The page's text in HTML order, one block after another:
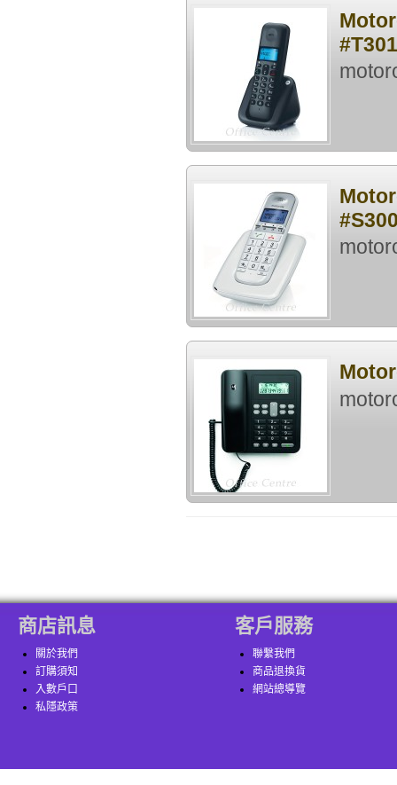
商店訊息
關於我們
訂購須知
入數戶口
私隱政策
客戶服務
聯繫我們
商品退換貨
網站總導覽